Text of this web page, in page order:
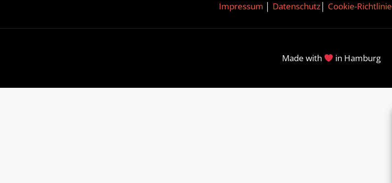
Impressum Datenschutz│ Cookie-Richtlinie
Made with in Hamburg